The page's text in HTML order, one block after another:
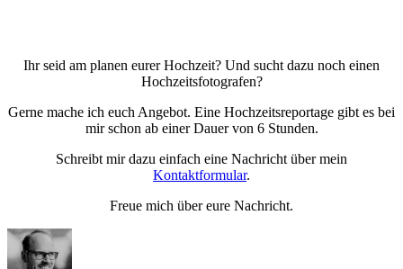
Ihr seid am planen eurer Hochzeit? Und sucht dazu noch einen
Hochzeitsfotografen?
Gerne mache ich euch Angebot. Eine Hochzeitsreportage gibt es bei
mir schon ab einer Dauer von 6 Stunden.
Schreibt mir dazu einfach eine Nachricht über mein
Kontaktformular.
Freue mich über eure Nachricht.